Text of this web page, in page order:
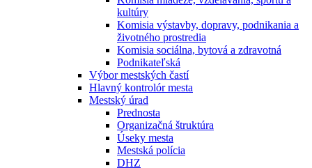
kultúry
Komisia výstavby, dopravy, podnikania a
životného prostredia
Komisia sociálna, bytová a zdravotná
Podnikateľská
Výbor mestských častí
Hlavný kontrolór mesta
Mestský úrad
Prednosta
Organizačná štruktúra
Úseky mesta
Mestská polícia
DHZ